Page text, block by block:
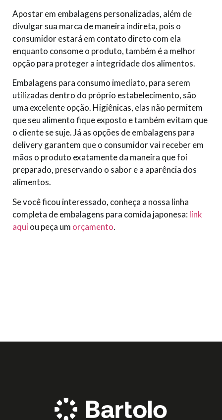
Apostar em embalagens personalizadas, além de
divulgar sua marca de maneira indireta, pois o
consumidor estará em contato direto com ela
enquanto consome o produto, também é a melhor
opção para proteger a integridade dos alimentos.
Embalagens para consumo imediato, para serem
utilizadas dentro do próprio estabelecimento, são
uma excelente opção. Higiênicas, elas não permitem
que seu alimento fique exposto e também evitam que
o cliente se suje. Já as opções de embalagens para
delivery garantem que o consumidor vai receber em
mãos o produto exatamente da maneira que foi
preparado, preservando o sabor e a aparência dos
alimentos.
Se você ficou interessado, conheça a nossa linha
completa de embalagens para comida japonesa: link
aquiou peça um orçamento.